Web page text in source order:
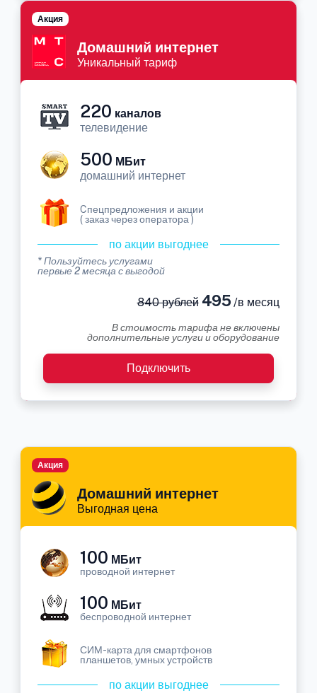
Домашний интернет
Уникальный тариф
Акция
220 каналов
телевидение
500 МБит
домашний интернет
Cпецпредложения и акции
( заказ через оператора )
по акции выгоднее
* Пользуйтесь услугами
первые 2 месяца с выгодой
840 рублей495 /в месяц
В стоимость тарифа не включены
дополнительные услуги и оборудование
Подключить
Домашний интернет
Выгодная цена
Акция
100 МБит
проводной интернет
100 МБит
беспроводной интернет
СИМ-карта для смартфонов
планшетов, умных устройств
по акции выгоднее